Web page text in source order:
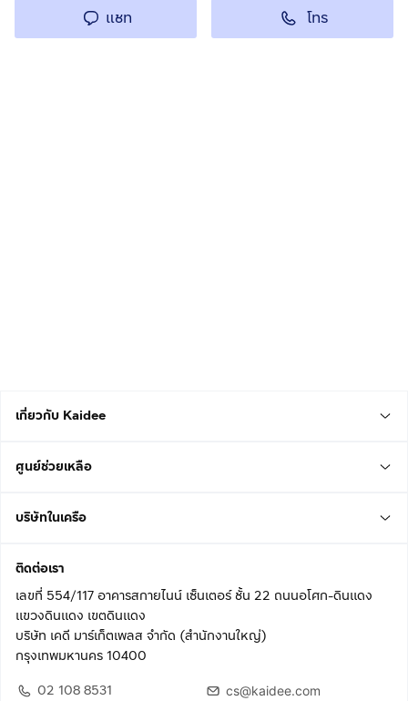
แชท โทร
เกี่ยวกับ Kaidee
ศูนย์ช่วยเหลือ
บริษัทในเครือ
ติดต่อเรา
เลขที่ 554/117 อาคารสกายไนน์ เซ็นเตอร์ ชั้น 22 ถนนอโศก-ดินแดง
แขวงดินแดง เขตดินแดง
บริษัท เคดี มาร์เก็ตเพลส จำกัด (สำนักงานใหญ่)
กรุงเทพมหานคร 10400
02 108 8531
cs@kaidee.com